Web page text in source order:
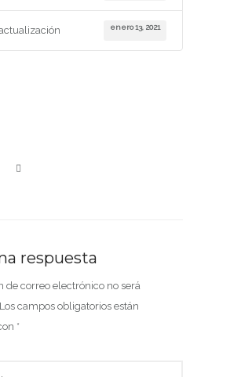
enero 13, 2021
respuesta
de correo electrónico no será
Los campos obligatorios están
*